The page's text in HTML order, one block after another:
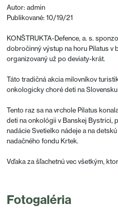
Autor: admin
Publikované: 10/19/21
KONŠTRUKTA-Defence, a. s.
dobročinný výstup na horu Pilatus v
organizovaný už po deviaty-krát.
Táto tradičná akcia milovníkov
onkologicky choré deti na Slovensku
Tento raz sa na vrchole Pilatus
deti na onkológii v Banskej Bystrici,
nadácie Svetielko nádeje a na
nadačného fondu Krtek.
Vďaka za šľachetnú vec všetkým,
Fotogaléria